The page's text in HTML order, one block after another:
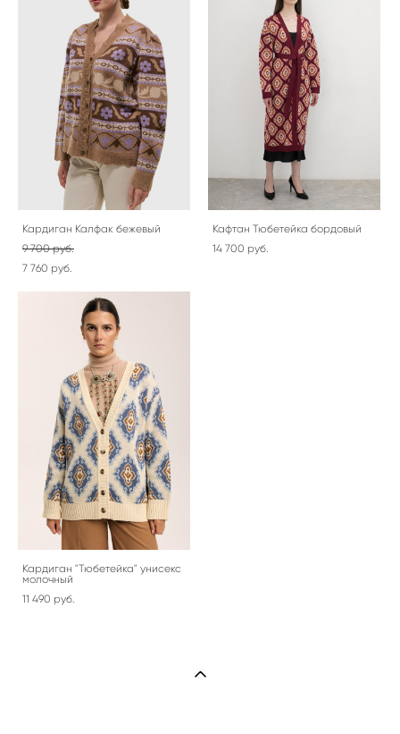
Кардиган Калфак бежевый
9 700 pуб.
7 760 pуб.
Кафтан Тюбетейка бордовый
14 700 pуб.
Кардиган "Тюбетейка" унисекс
молочный
11 490 pуб.